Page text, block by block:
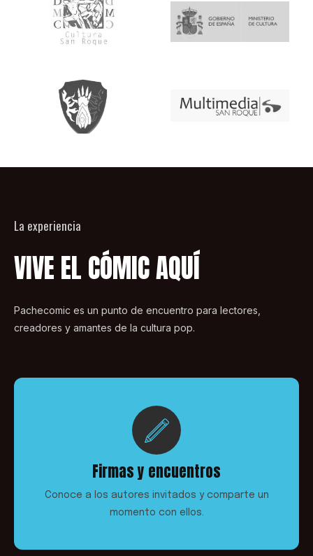
La experiencia
VIVE EL CÓMIC AQUÍ
Pachecomic es un punto de encuentro para lectores,
creadores y amantes de la cultura pop.
Firmas y encuentros
Conoce a los autores invitados y comparte un
momento con ellos.